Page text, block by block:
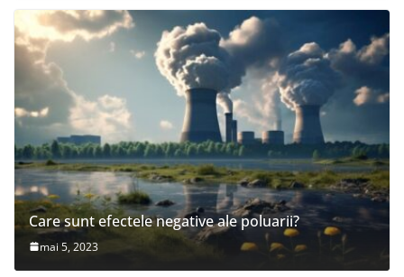
Care sunt efectele negative ale poluarii?
mai 5, 2023